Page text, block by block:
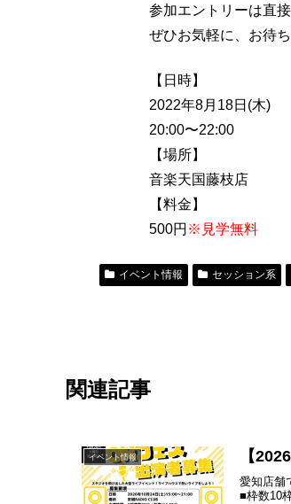
参加エントリーは直
ぜひお気軽に、お待
【日時】
2022年8月18日(木)
20:00〜22:00
【場所】
音楽天国藤枝店
【料金】
500円 ※見学無料
イベント情報 セッション系
関連記事
イベント情報 【
愛知店舗
■枠数10